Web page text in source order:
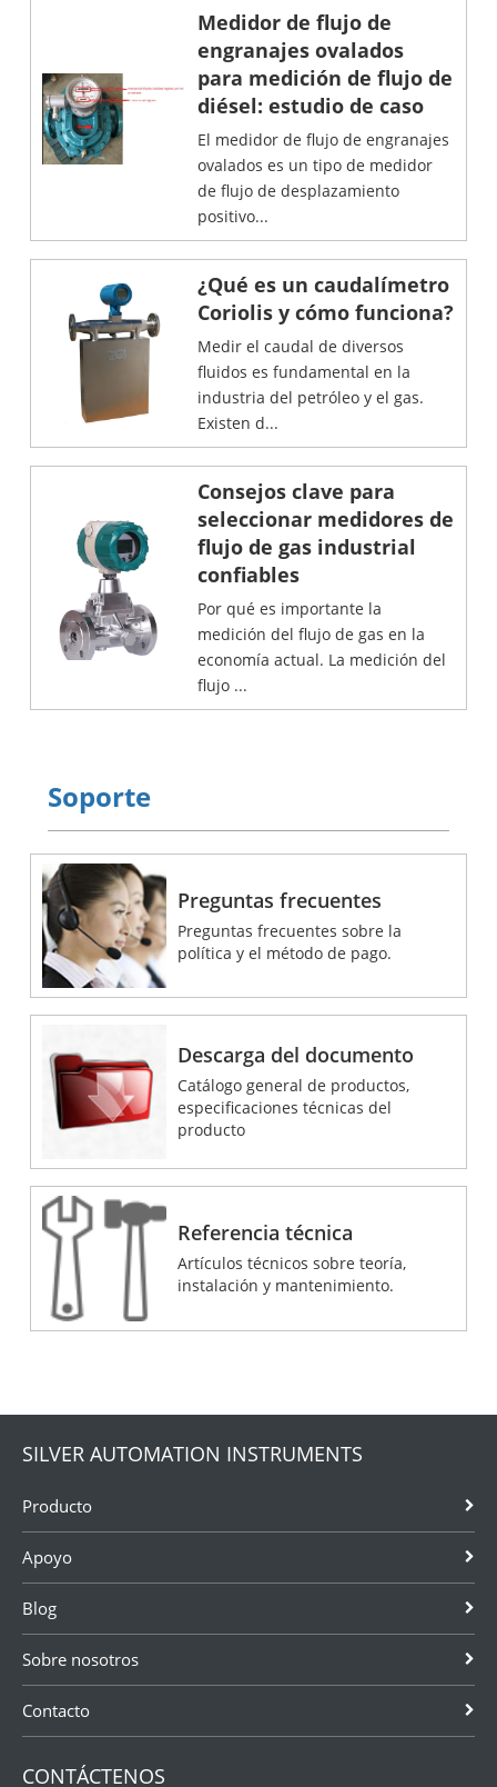
Medidor de flujo de
engranajes ovalados
para medición de flujo de
diésel: estudio de caso
El medidor de flujo de engranajes
ovalados es un tipo de medidor
de flujo de desplazamiento
positivo...
¿Qué es un caudalímetro
Coriolis y cómo funciona?
Medir el caudal de diversos
fluidos es fundamental en la
industria del petróleo y el gas.
Existen d...
Consejos clave para
seleccionar medidores de
flujo de gas industrial
confiables
Por qué es importante la
medición del flujo de gas en la
economía actual. La medición del
flujo ...
Soporte
Preguntas frecuentes
Preguntas frecuentes sobre la
política y el método de pago.
Descarga del documento
Catálogo general de productos,
especificaciones técnicas del
producto
Referencia técnica
Artículos técnicos sobre teoría,
instalación y mantenimiento.
SILVER AUTOMATION INSTRUMENTS
Producto
Apoyo
Blog
Sobre nosotros
Contacto
CONTÁCTENOS